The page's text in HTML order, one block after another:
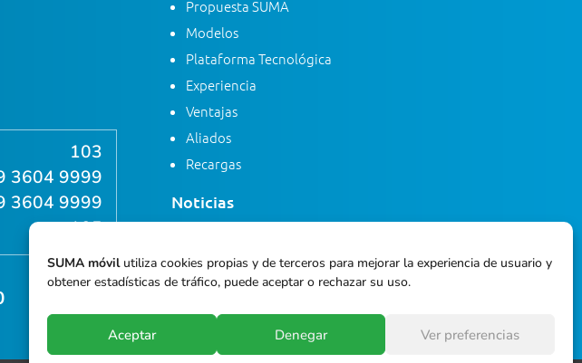
SUMA móvilutiliza cookies propias y de terceros para mejorar la experiencia de usuario y
obtener estadísticas de tráfico, puede aceptar o rechazar su uso.
Aceptar Denegar Ver preferencias
103
3604 9999
3604 9999
105
Propuesta SUMA
Modelos
Plataforma Tecnológica
Experiencia
Ventajas
Aliados
Recargas
Noticias
Blog